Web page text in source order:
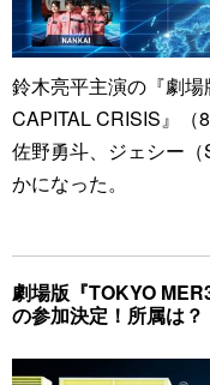
鈴木亮平主演の『劇
CAPITAL CRISIS』（
佐野勇斗、ジェシー
かになった。
劇場版『TOKYO
の参加決定！所属は？